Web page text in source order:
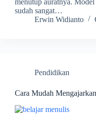
menutup auratnya.
sudah sangat…
Erwin Widianto
Pendidikan
Cara Mudah